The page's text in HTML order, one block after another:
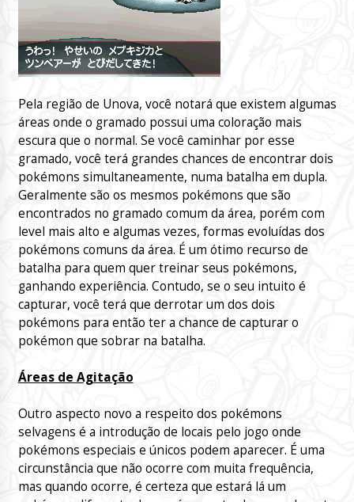
Pela região de Unova, você notará que existem algumas
áreas onde o gramado possui uma coloração mais
escura que o normal. Se você caminhar por esse
gramado, você terá grandes chances de encontrar dois
pokémons simultaneamente, numa batalha em dupla.
Geralmente são os mesmos pokémons que são
encontrados no gramado comum da área, porém com
level mais alto e algumas vezes, formas evoluídas dos
pokémons comuns da área. É um ótimo recurso de
batalha para quem quer treinar seus pokémons,
ganhando experiência. Contudo, se o seu intuito é
capturar, você terá que derrotar um dos dois
pokémons para então ter a chance de capturar o
pokémon que sobrar na batalha.
Áreas de Agitação
Outro aspecto novo a respeito dos pokémons
selvagens é a introdução de locais pelo jogo onde
pokémons especiais e únicos podem aparecer. É uma
circunstância que não ocorre com muita frequência,
mas quando ocorre, é certeza que estará lá um